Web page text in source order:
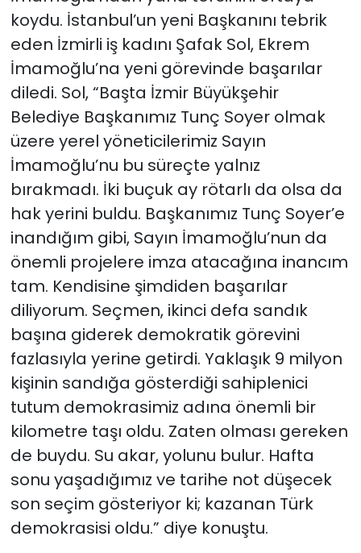
koydu. İstanbul’un yeni Başkanını tebrik
eden İzmirli iş kadını Şafak Sol, Ekrem
İmamoğlu’na yeni görevinde başarılar
diledi. Sol, “Başta İzmir Büyükşehir
Belediye Başkanımız Tunç Soyer olmak
üzere yerel yöneticilerimiz Sayın
İmamoğlu’nu bu süreçte yalnız
bırakmadı. İki buçuk ay rötarlı da olsa da
hak yerini buldu. Başkanımız Tunç Soyer’e
inandığım gibi, Sayın İmamoğlu’nun da
önemli projelere imza atacağına inancım
tam. Kendisine şimdiden başarılar
diliyorum. Seçmen, ikinci defa sandık
başına giderek demokratik görevini
fazlasıyla yerine getirdi. Yaklaşık 9 milyon
kişinin sandığa gösterdiği sahiplenici
tutum demokrasimiz adına önemli bir
kilometre taşı oldu. Zaten olması gereken
de buydu. Su akar, yolunu bulur. Hafta
sonu yaşadığımız ve tarihe not düşecek
son seçim gösteriyor ki; kazanan Türk
demokrasisi oldu.” diye konuştu.
SPOR
TEKNOLOJİ
Yaşam
YEREL POLİTİKA
YEREL YÖNETİMLER
Yurt